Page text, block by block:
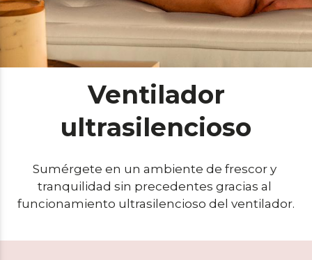
Ventilador
ultrasilencioso
Sumérgete en un ambiente de frescor y
tranquilidad sin precedentes gracias al
funcionamiento ultrasilencioso del ventilador.